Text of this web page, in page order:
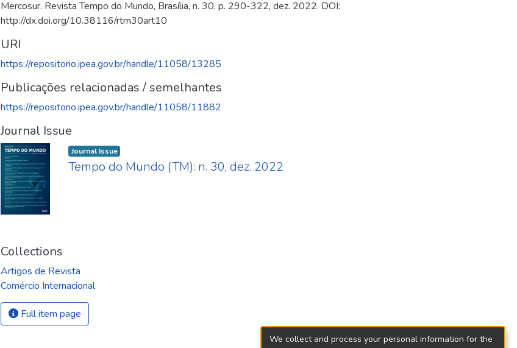
Mercosur. Revista Tempo do Mundo, Brasília, n. 30, p. 290-322, dez. 2022. DOI:
http://dx.doi.org/10.38116/rtm30art10
URI
https://repositorio.ipea.gov.br/handle/11058/13285
Publicações relacionadas / semelhantes
https://repositorio.ipea.gov.br/handle/11058/11882
Journal Issue
Journal Issue
Tempo do Mundo (TM): n. 30, dez. 2022
Collections
Artigos de Revista
Comércio Internacional
Full item page
We collect and process your personal information for the